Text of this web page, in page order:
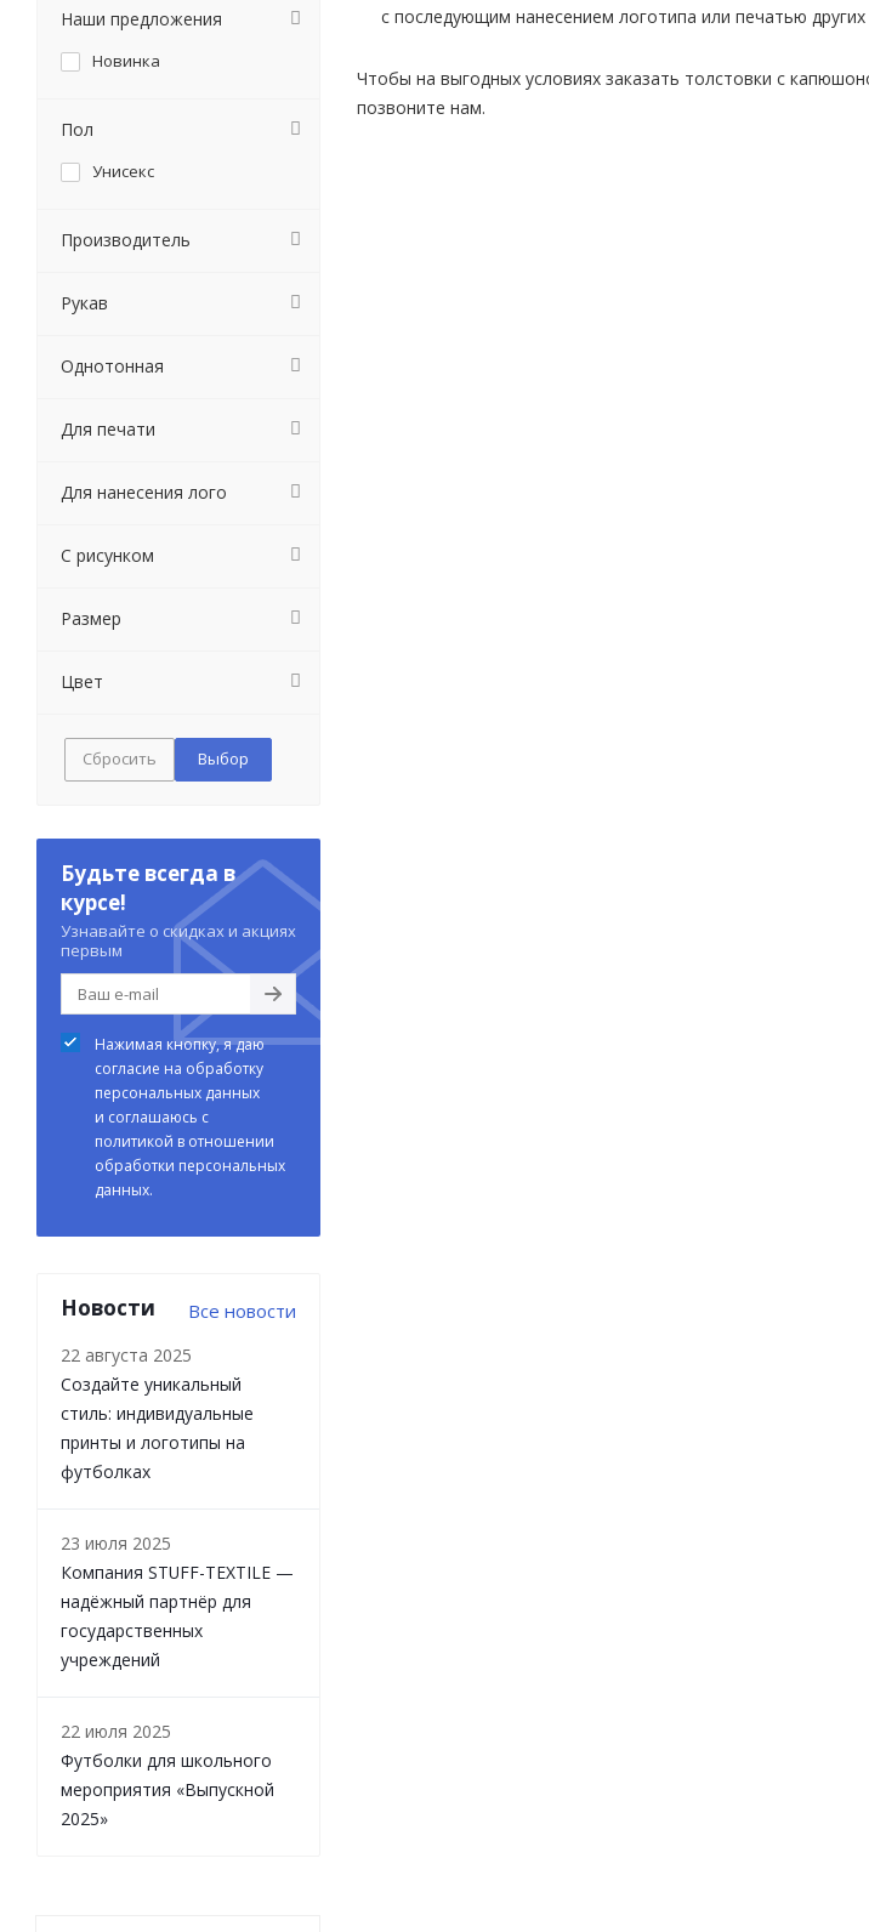
с последующим нанесением логотипа или печатью
Чтобы на выгодных условиях заказать толстовки с
позвоните нам.
Наши предложения
Новинка
Пол
Унисекс
Производитель
Рукав
Однотонная
Для печати
Для нанесения лого
С рисунком
Размер
Цвет
Сбросить
Будьте всегда в
курсе!
Узнавайте о скидках и акциях
первым
Нажимая кнопку, я даю
согласие на обработку
персональных данных
и соглашаюсь с
политикой в отношении
обработки персональных
данных.
Новости Все новости
22 августа 2025
Создайте уникальный
стиль: индивидуальные
принты и логотипы на
футболках
23 июля 2025
Компания STUFF-TEXTILE —
надёжный партнёр для
государственных
учреждений
22 июля 2025
Футболки для школьного
мероприятия «Выпускной
2025»